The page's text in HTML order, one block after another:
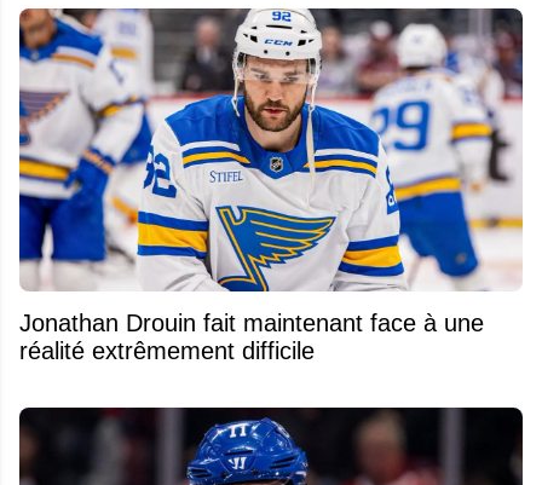
Jonathan Drouin fait maintenant face à une
réalité extrêmement difficile